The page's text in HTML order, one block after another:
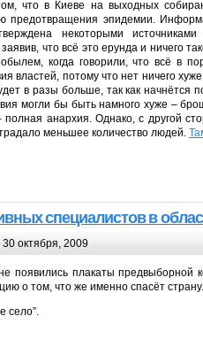
что в Киеве на выходных
предотвращения эпидемии.
некоторыми
что всё это ерунда и ничего
когда говорили, что всё в
властей, потому что нет ничего
в разы больше, так как начнётся
могли бы быть намного хуже –
анархия. Однако, с другой
меньшее количество людей.
специалистов в
октября, 2009
появились плакаты предвыборной
о том, что же именно спасёт страну.
село”.